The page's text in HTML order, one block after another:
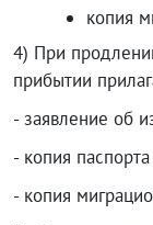
копия
4) При
прибытии
- заявление об
- копия
- копия